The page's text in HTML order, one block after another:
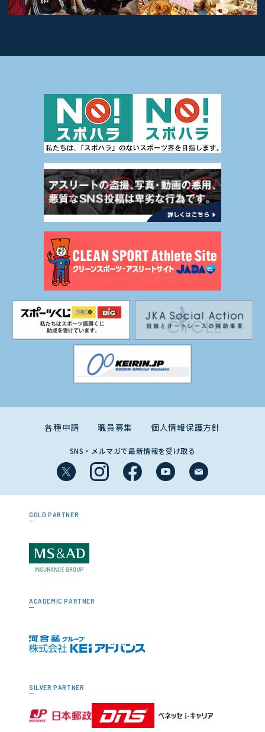
各種申請 職員募集 個人情報保護方針
SNS・メルマガで最新情報を受け取る
GOLD PARTNER
ACADEMIC PARTNER
SILVER PARTNER